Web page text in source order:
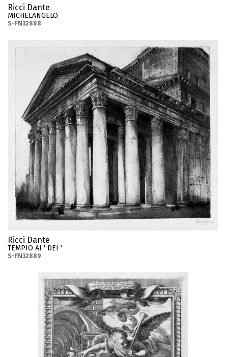
Ricci Dante
MICHELANGELO
S-FN32888
Ricci Dante
TEMPIO AI ' DEI '
S-FN32889